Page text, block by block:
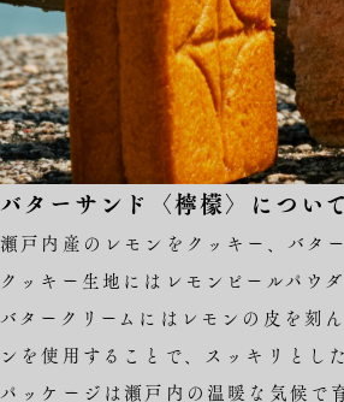
バターサンド〈檸檬〉について
瀬戸内産のレモンをクッキー、バタ
クッキー生地にはレモンピールパウ
バタークリームにはレモンの皮を刻
ンを使用することで、スッキリとし
パッケージは瀬戸内の温暖な気候で